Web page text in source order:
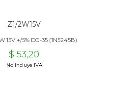
Z1/2W15V
15V +/5% DO-35 (1N5245B)
$ 53,20
No incluye IVA